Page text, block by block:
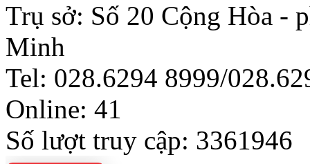
Trụ sở: Số 20 Cộng Hòa -
Minh
Tel: 028.6294 8999/
Online: 41
Số lượt truy cập: 3361946